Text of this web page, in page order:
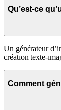
Qu’est-ce
Un générateur
création texte-
Comment